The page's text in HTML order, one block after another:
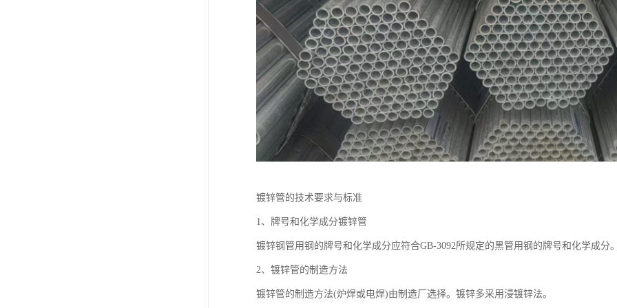
镀锌管的技术要求与标准
1、牌号和化学成分镀锌管
镀锌钢管用钢的牌号和化学成分应符合GB-3092所规定的黑管用钢的牌号和化学成分
2、镀锌管的制造方法
镀锌管的制造方法(炉焊或电焊)由制造厂选择。镀锌多采用浸镀锌法。